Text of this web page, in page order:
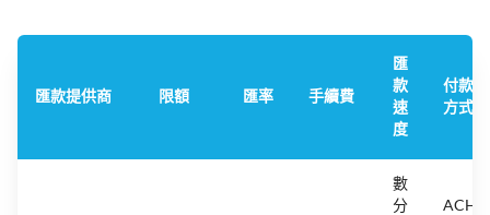
匯款提供商 限額 匯率 手續費
匯
款
速
度
付款
方式
數
分
ACH